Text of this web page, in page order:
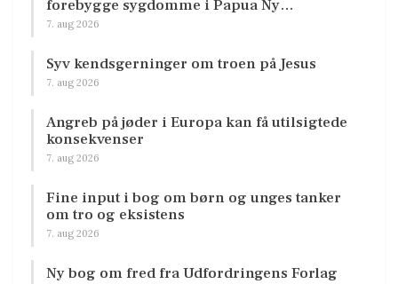
forebygge sygdomme i Papua Ny…
7. aug 2026
Syv kendsgerninger om troen på Jesus
7. aug 2026
Angreb på jøder i Europa kan få utilsigtede
konsekvenser
7. aug 2026
Fine input i bog om børn og unges tanker
om tro og eksistens
7. aug 2026
Ny bog om fred fra Udfordringens Forlag